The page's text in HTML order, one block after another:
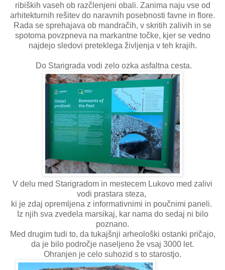
ribiških vaseh ob razčlenjeni obali. Zanima naju vse od
arhitekturnih rešitev do naravnih posebnosti favne in flore.
Rada se sprehajava ob mandračih, v skritih zalivih in se
spotoma povzpneva na markantne točke, kjer se vedno
najdejo sledovi preteklega življenja v teh krajih.
Do Starigrada vodi zelo ozka asfaltna cesta.
V delu med Starigradom in mestecem Lukovo med zalivi
vodi prastara steza,
ki je zdaj opremljena z informativnimi in poučnimi paneli.
Iz njih sva zvedela marsikaj, kar nama do sedaj ni bilo
poznano.
Med drugim tudi to, da tukajšnji arheološki ostanki pričajo,
da je bilo področje naseljeno že vsaj 3000 let.
Ohranjen je celo suhozid s to starostjo.